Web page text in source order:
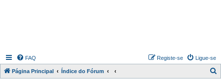
FAQ Ligue-se
Registe-se
Página Principal Índice do Fórum